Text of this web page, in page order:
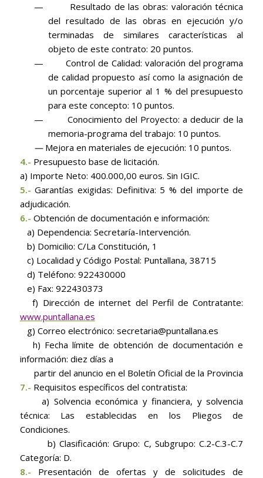
—
Resultado de las obras: valoración técnica
del resultado de las obras en ejecución y/o
terminadas de similares características al
objeto de este contrato: 20 puntos.
—
Control de Calidad: valoración del programa
de calidad propuesto así como la asignación de
un porcentaje superior al 1 % del presupuesto
para este concepto: 10 puntos.
—
Conocimiento del Proyecto: a deducir de la
memoria-programa del trabajo: 10 puntos.
— Mejora en materiales de ejecución: 10 puntos.
4.- Presupuesto base de licitación.
a) Importe Neto: 400.000,00 euros. Sin IGIC.
5.- Garantías exigidas: Definitiva: 5 % del importe de
adjudicación.
6.- Obtención de documentación e información:
a) Dependencia: Secretaría-Intervención.
b) Domicilio: C/La Constitución, 1
c) Localidad y Código Postal: Puntallana, 38715
d) Teléfono: 922430000
e) Fax: 922430373
f) Dirección de internet del Perfil de Contratante:
www.puntallana.es
g) Correo electrónico: secretaria@puntallana.es
h) Fecha límite de obtención de documentación e
información: diez días a
partir del anuncio en el Boletín Oficial de la Provincia
7.- Requisitos específicos del contratista:
a) Solvencia económica y financiera, y solvencia
técnica: Las establecidas en los Pliegos de
Condiciones.
b) Clasificación:Grupo: C, Subgrupo: C.2-C.3-C.7
Categoría: D.
8.- Presentación de ofertas y de solicitudes de